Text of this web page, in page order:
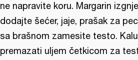
ne napravite koru. Margarin
dodajte šećer, jaje, prašak za
sa brašnom zamesite testo.
premazati uljem četkicom za